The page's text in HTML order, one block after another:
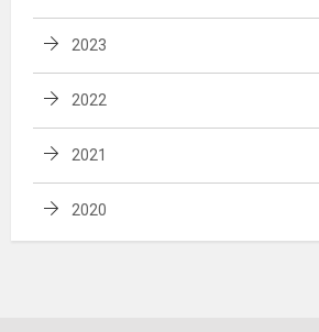
2023
2022
2021
2020